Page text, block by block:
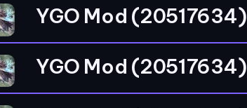
YGO Mod (20517634)
YGO Mod (20517634)